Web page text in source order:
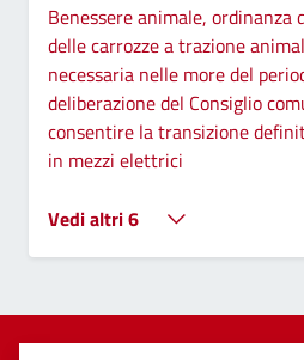
Benessere animale, ordinanza
delle carrozze a trazione
necessaria nelle more del
deliberazione del Consiglio
consentire la transizione
in mezzi elettrici
Vedi altri 6